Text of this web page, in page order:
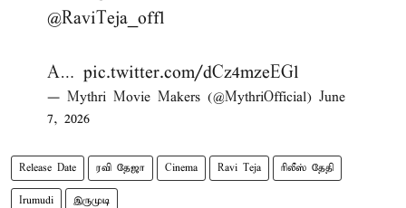
@RaviTeja_offl
A… pic.twitter.com/dCz4mzeEGl
— Mythri Movie Makers (@MythriOfficial) June
7, 2026
Release Date ரவி தேஜா Cinema Ravi Teja ரிலீஸ் தேதி
Irumudi இருமுடி